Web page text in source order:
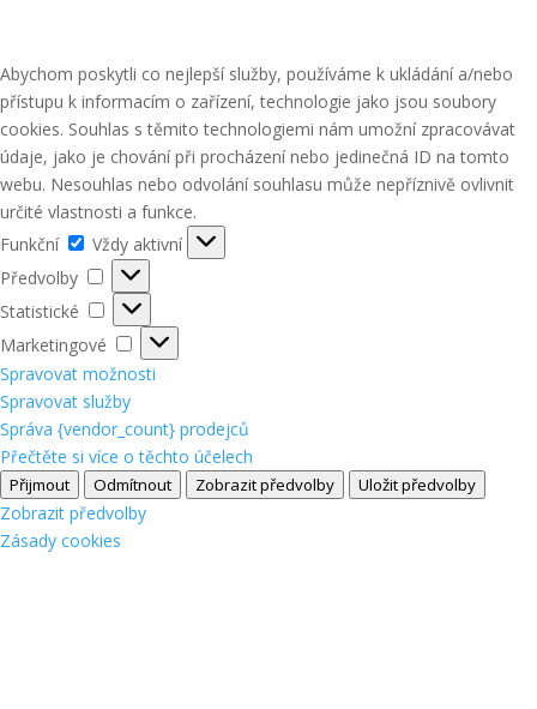
Abychom poskytli co nejlepší služby, používáme k ukládání a/nebo
přístupu k informacím o zařízení, technologie jako jsou soubory
cookies. Souhlas s těmito technologiemi nám umožní zpracovávat
údaje, jako je chování při procházení nebo jedinečná ID na tomto
webu. Nesouhlas nebo odvolání souhlasu může nepříznivě ovlivnit
určité vlastnosti a funkce.
Funkční
Funkční
Vždy aktivní
Předvolby
Předvolby
Statistické
Statistické
Marketingové
Marketingové
Spravovat možnosti
Spravovat služby
Správa {vendor_count} prodejců
Přečtěte si více o těchto účelech
Přijmout Odmítnout Zobrazit předvolby Uložit předvolby
Zobrazit předvolby
Zásady cookies